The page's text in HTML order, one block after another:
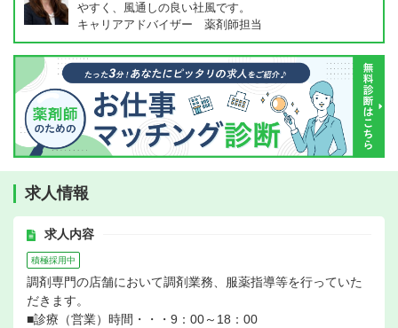
やすく、風通しの良い社風です。
キャリアアドバイザー 薬剤師担当
求人情報
求人内容
積極採用中
調剤専門の店舗において調剤業務、服薬指導等を行っていた
だきます。
■診療（営業）時間・・・9：00～18：00